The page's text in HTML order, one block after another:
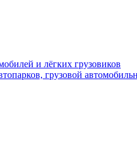
и лёгких грузовиков
грузовой